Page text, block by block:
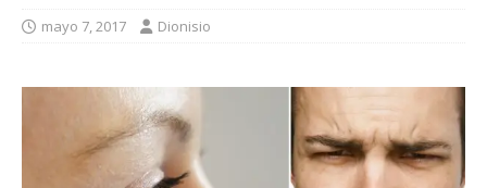
mayo 7, 2017 Dionisio